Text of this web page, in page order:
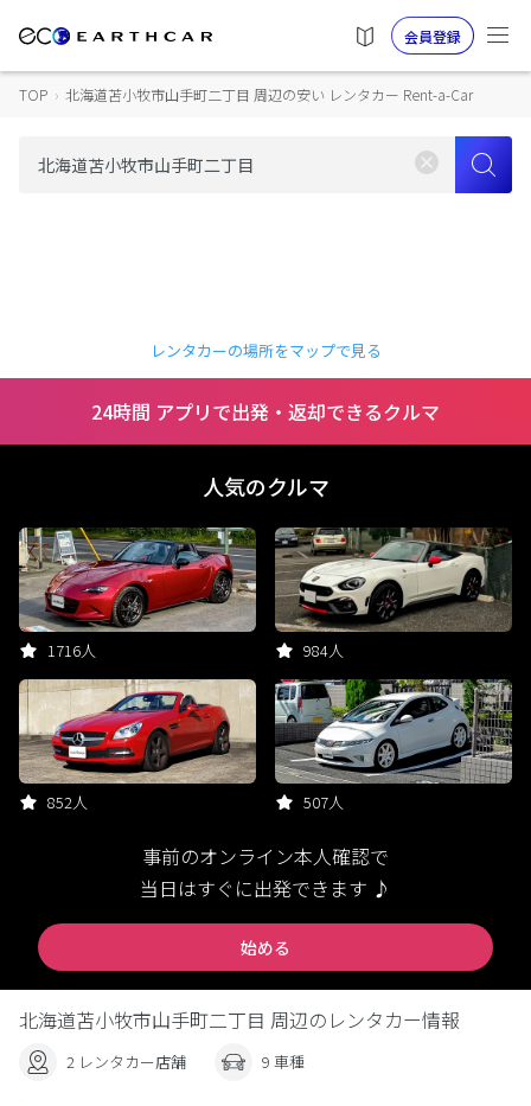
会員登録
TOP › 北海道苫小牧市山手町二丁目 周辺の安い レンタカー Rent-a-Car
レンタカーの場所をマップで見る
24時間 アプリで出発・返却できるクルマ
人気のクルマ
1716人 984人
852人 507人
事前のオンライン本人確認で
当日はすぐに出発できます ♪
始める
北海道苫小牧市山手町二丁目 周辺のレンタカー情報
2 レンタカー店舗 9 車種